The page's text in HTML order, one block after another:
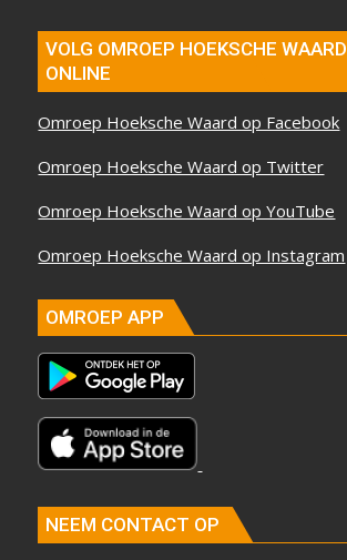
VOLG OMROEP HOEKSCHE WAARD
ONLINE
Omroep Hoeksche Waard op Facebook
Omroep Hoeksche Waard op Twitter
Omroep Hoeksche Waard op YouTube
Omroep Hoeksche Waard op Instagram
OMROEP APP
NEEM CONTACT OP